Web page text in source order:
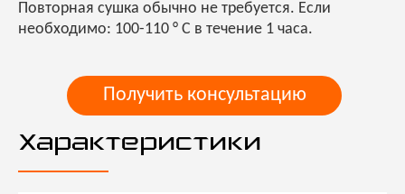
Повторная сушка обычно не требуется. Если
необходимо: 100-110 ° C в течение 1 часа.
Получить консультацию
Характеристики